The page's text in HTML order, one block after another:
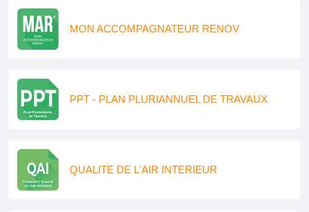
MON ACCOMPAGNATEUR RENOV
PPT - PLAN PLURIANNUEL DE TRAVAUX
QUALITE DE L'AIR INTERIEUR